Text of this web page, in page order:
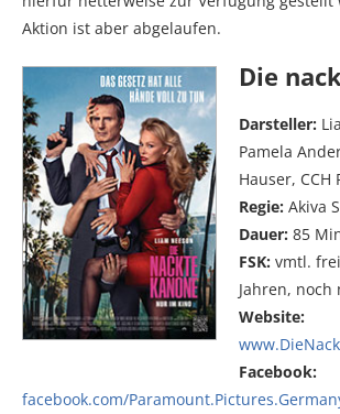
Aktion ist aber abgelaufen.
Die
Darsteller:
Pamela
Hauser, CCH
Regie: Akiva
Dauer: 85
FSK: vmtl.
Jahren,
Website:
Facebook:
facebook.com/